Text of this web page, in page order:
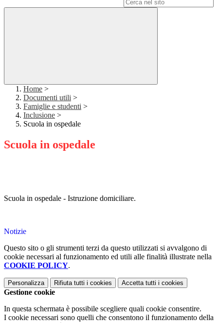
Home >
Documenti utili >
Famiglie e studenti >
Inclusione >
Scuola in ospedale
Scuola in ospedale
Scuola in ospedale - Istruzione domiciliare.
Notizie
Questo sito o gli strumenti terzi da questo utilizzati si avvalgono di
cookie necessari al funzionamento ed utili alle finalità illustrate nella
COOKIE POLICY.
Personalizza Rifiuta tutti i cookies Accetta tutti i cookies
Gestione cookie
In questa schermata è possibile scegliere quali cookie consentire.
I cookie necessari sono quelli che consentono il funzionamento della